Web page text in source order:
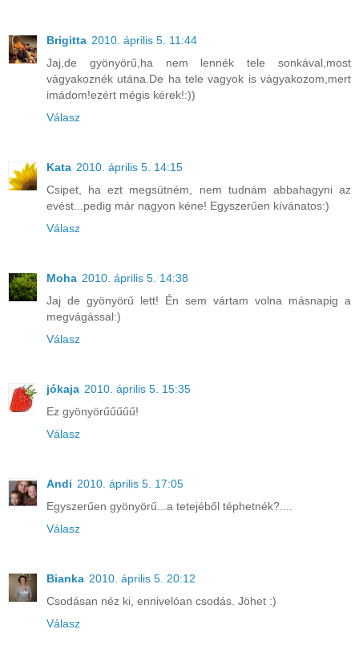
Brigitta 2010. április 5. 11:44
Jaj,de gyönyörű,ha nem lennék tele sonkával,most
vágyakoznék utána.De ha tele vagyok is vágyakozom,mert
imádom!ezért mégis kérek!:))
Válasz
Kata 2010. április 5. 14:15
Csipet, ha ezt megsütném, nem tudnám abbahagyni az
evést...pedig már nagyon kéne! Egyszerűen kívánatos:)
Válasz
Moha 2010. április 5. 14:38
Jaj de gyönyörű lett! Én sem vártam volna másnapig a
megvágással:)
Válasz
jókaja 2010. április 5. 15:35
Ez gyönyörűűűűű!
Válasz
Andi 2010. április 5. 17:05
Egyszerűen gyönyörű...a tetejéből téphetnék?....
Válasz
Bianka 2010. április 5. 20:12
Csodásan néz ki, ennivelóan csodás. Jöhet :)
Válasz